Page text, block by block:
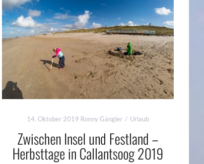
14. Oktober 2019 Ronny Gängler Urlaub
Zwischen Insel und Festland –
Herbsttage in Callantsoog 2019